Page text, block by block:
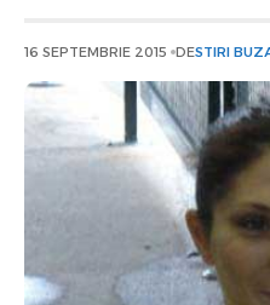
16 SEPTEMBRIE 2015 DESTIRI